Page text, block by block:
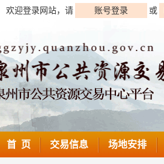
欢迎登录网站，请 账号登录 或
首 页 交易信息 场地安排